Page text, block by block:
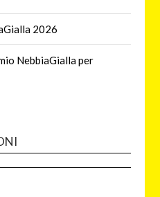
2026
NebbiaGialla per